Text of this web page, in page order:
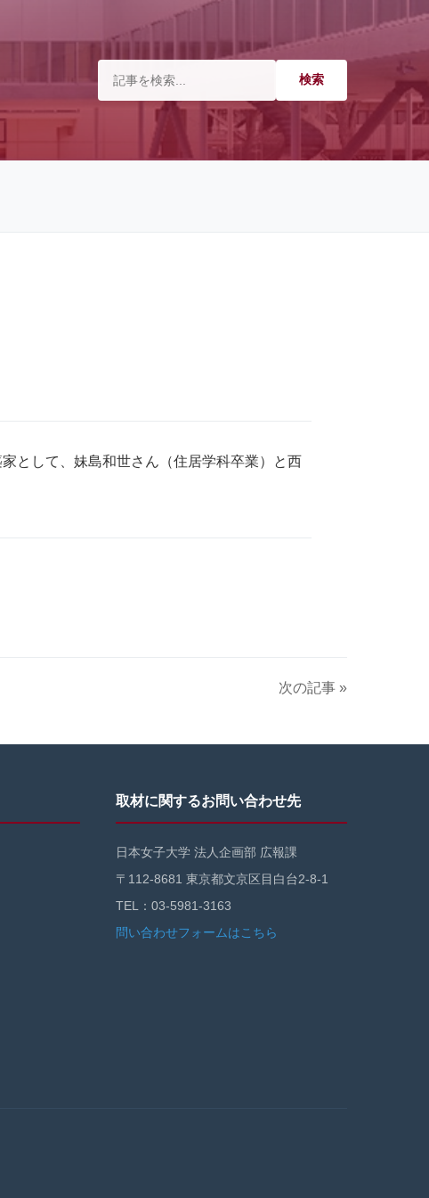
として、妹島和世さん（住居学科卒業）と西
次の記事 »
取材に関するお問い合わせ先
日本女子大学 法人企画部 広報課
〒112-8681 東京都文京区目白台2-8-1
TEL：03-5981-3163
問い合わせフォームはこちら